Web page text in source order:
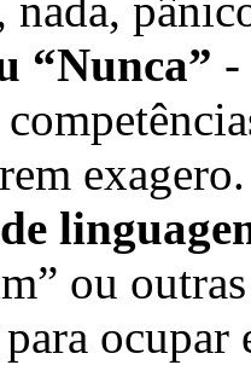
“Nunca” -
exagero.
ou
ocupar